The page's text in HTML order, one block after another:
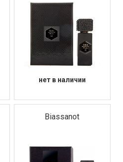
нет в наличии
Biassanot